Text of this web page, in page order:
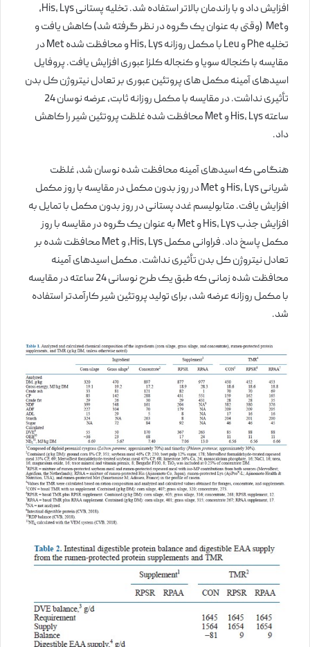
افزایش داد و با راندمان بالاتر استفاده شد. تخلیه پستانی His، Lys،
وMet (وقتی به عنوان یک گروه در نظر گرفته شد) کاهش یافت و
تخلیه Phe و Leu با مکمل روزانه His، Lys و محافظت شده Met در
مقایسه با کنجاله سویا و کنجاله کلزا عبوری افزایش یافت. پروفایل
اسیدهای آمینه مکمل های پروتئین عبوری بر تعادل نیتروژن کل بدن
تأثیری نداشت. در مقایسه با مکمل روزانه ثابت، عرضه نوسان 24
ساعته His، Lys و Met محافظت شده غلظت پروتئین شیر را کاهش
داد.
هنگامی که اسیدهای آمینه محافظت شده نوسان شد، غلظت
شریانی His، Lys و Met در روز بدون مکمل در مقایسه با روز مکمل
افزایش یافت. متابولیسم غدد پستانی در روز بدون مکمل با تمایل به
افزایش جذب His، Lys و Met به عنوان یک گروه در مقایسه با روز
مکمل پاسخ داد. فراوانی مکمل His، Lys، و Met محافظت شده بر
تعادل نیتروژن کل بدن تأثیری نداشت. مکمل اسیدهای آمینه
محافظت شده زمانی که طبق یک طرح نوسانی 24 ساعته در مقایسه
با مکمل روزانه عرضه شد، برای تولید پروتئین شیر کارآمدتر استفاده
شد.